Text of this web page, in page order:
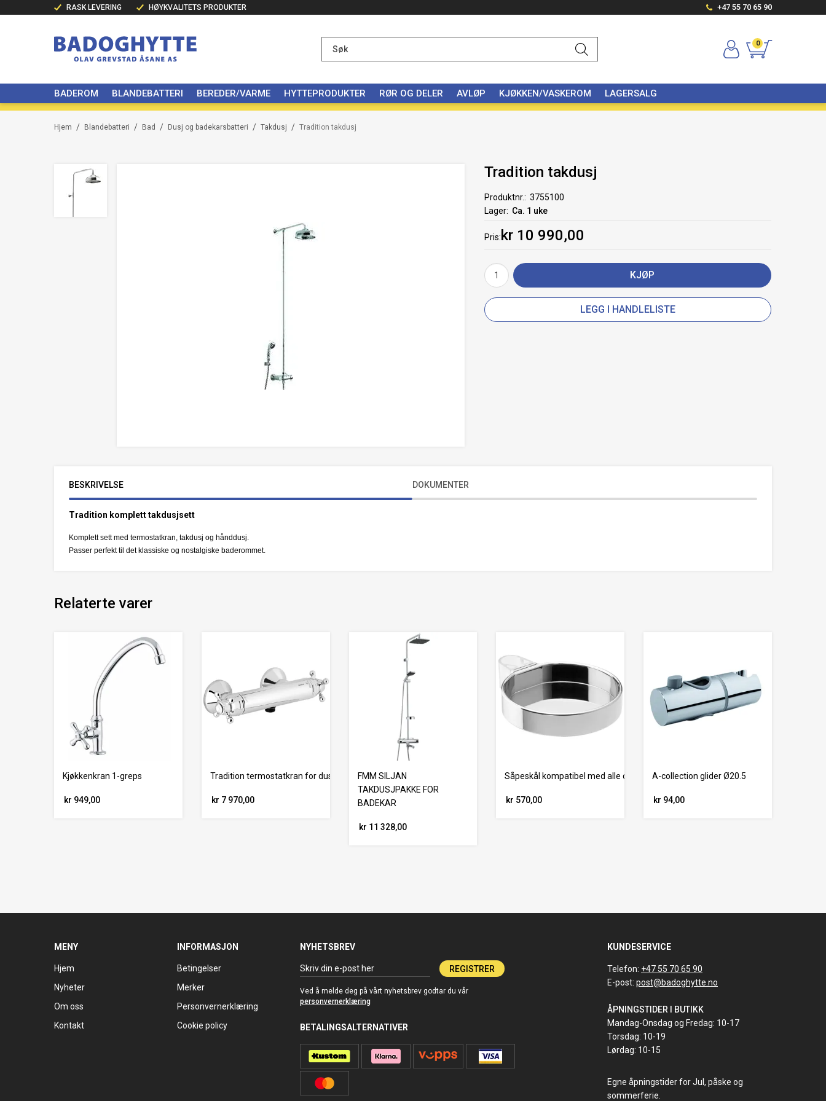
RASK LEVERING HØYKVALITETS PRODUKTER +47 55 70 65 90
0
BADEROM BLANDEBATTERI BEREDER/VARME HYTTEPRODUKTER RØR OG DELER AVLØP KJØKKEN/VASKEROM LAGERSALG
/
Hjem /
Blandebatteri /
Bad /
Dusj og badekarsbatteri /
Takdusj Tradition takdusj
Tradition takdusj
Produktnr.
3755100
Lager
Ca. 1 uke
Pris kr 10 990,00
KJØP
LEGG I HANDLELISTE
BESKRIVELSE DOKUMENTER
Tradition komplett takdusjsett
Komplett sett med termostatkran, takdusj og hånddusj.
Passer perfekt til det klassiske og nostalgiske baderommet.
Relaterte varer
Kjøkkenkran 1-greps
kr 949,00
Tradition termostatkran for dusj, krom
kr 7 970,00
FMM SILJAN
TAKDUSJPAKKE FOR
BADEKAR
kr 11 328,00
Såpeskål kompatibel med alle dusjsett, krom
kr 570,00
A-collection glider Ø20.5
kr 94,00
MENY
Hjem
Nyheter
Om oss
Kontakt
INFORMASJON
Betingelser
Merker
Personvernerklæring
Cookie policy
NYHETSBREV
REGISTRER
Ved å melde deg på vårt nyhetsbrev godtar du vår
personvernerklæring
BETALINGSALTERNATIVER
KUNDESERVICE
Telefon: +47 55 70 65 90
E-post: post@badoghytte.no
ÅPNINGSTIDER I BUTIKK
Mandag-Onsdag og Fredag: 10-17
Torsdag: 10-19
Lørdag: 10-15
Egne åpningstider for Jul, påske og
sommerferie.